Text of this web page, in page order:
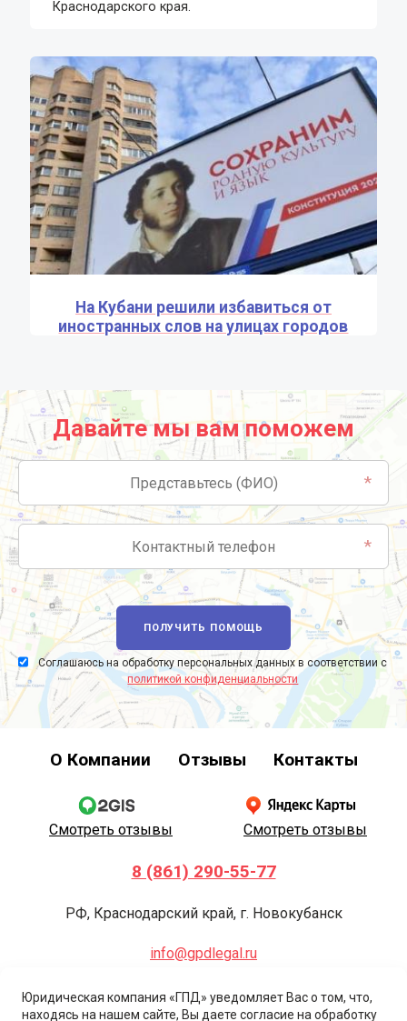
Краснодарского края.
На Кубани решили избавиться от
иностранных слов на улицах городов
Давайте мы вам поможем
*
*
ПОЛУЧИТЬ ПОМОЩЬ
Соглашаюсь на обработку персональных данных в соответствии с
политикой конфиденциальности
Позвонив, отправив сообщение по номеру телефона указанному на
данном сайте, вы выражаете свое согласие на обработку персональных
О Компании Отзывы Контакты
Смотреть отзывы Смотреть отзывы
8 (861) 290-55-77
РФ, Краснодарский край, г. Новокубанск
info@gpdlegal.ru
Юридическая компания «ГПД» уведомляет Вас о том, что,
находясь на нашем сайте, Вы даете согласие на обработку